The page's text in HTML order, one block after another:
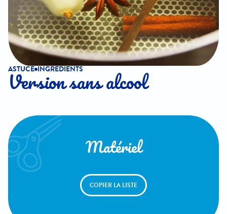
ASTUCE INGREDIENTS
Version sans alcool
Matériel
COPIER LA LISTE